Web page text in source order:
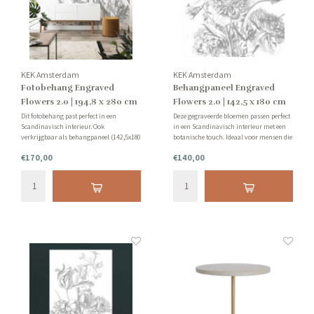
KEK Amsterdam
Fotobehang Engraved
Flowers 2.0 | 194,8 x 280 cm
Dit fotobehang past perfect in een
Scandinavisch interieur. Ook
verkrijgbaar als behangpaneel (142,5x180
Tip: vraag van te voren een staal bij ons
Let op: behang kan niet geretourneerd
€170,00
KEK Amsterdam
Behangpaneel Engraved
Flowers 2.0 | 142,5 x 180 cm
Deze gegraveerde bloemen passen perfect
in een Scandinavisch interieur met een
botanische touch. Ideaal voor mensen die
Tip: vraag van te voren een staal bij ons
Let op: behang kan niet geretourneerd
€140,00